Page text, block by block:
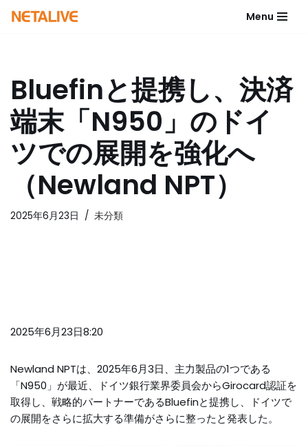
ン
ツ
へ
ス
キ
ッ
Menu
Bluefinと提携し、決済
端末「N950」のドイ
ツでの展開を強化へ
（Newland NPT）
2025年6月23日 未分類
2025年6月23日8:20
Newland NPTは、2025年6月3日、主力製品の1つである
「N950」が最近、ドイツ銀行業界委員会からGirocard認証を
取得し、戦略的パートナーであるBluefinと提携し、ドイツで
の展開をさらに拡大する準備がさらに整ったと発表した。